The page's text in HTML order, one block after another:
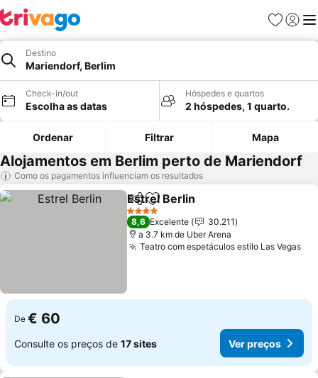
Favoritos
Iniciar
Destino
Mariendorf, Berlim
Check-in/out
Escolha as datas
Hóspedes e quartos
2 hóspedes, 1 quarto.
Ordenar Filtrar Mapa
Alojamentos em Berlim perto de Mariendorf
Como os pagamentos influenciam os resultados
PartilharAdicionar aos favoritos
Estrel Berlin
4 Estrelas
8,6 Excelente
30.211
a 3.7 km de Uber Arena
Teatro com espetáculos estilo Las Vegas
De € 60
Consulte os preços de 17 sites Ver preços